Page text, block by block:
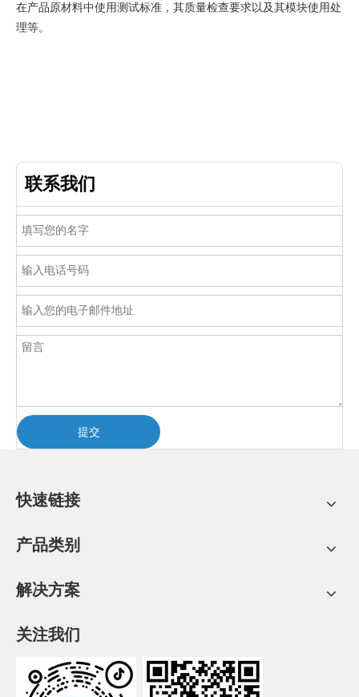
在产品原材料中使用测试标准，其质量检查要求以及其模块使用处
理等。
联系我们
提交
快速链接
产品类别
解决方案
关注我们